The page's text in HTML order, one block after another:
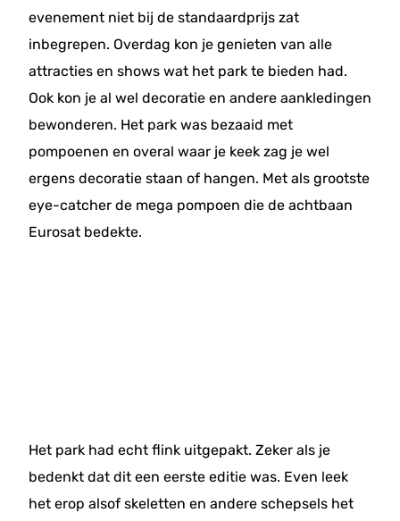
evenement niet bij de standaardprijs zat
inbegrepen. Overdag kon je genieten van alle
attracties en shows wat het park te bieden had.
Ook kon je al wel decoratie en andere aankledingen
bewonderen. Het park was bezaaid met
pompoenen en overal waar je keek zag je wel
ergens decoratie staan of hangen. Met als grootste
eye-catcher de mega pompoen die de achtbaan
Eurosat bedekte.
Het park had echt flink uitgepakt. Zeker als je
bedenkt dat dit een eerste editie was. Even leek
het erop alsof skeletten en andere schepsels het